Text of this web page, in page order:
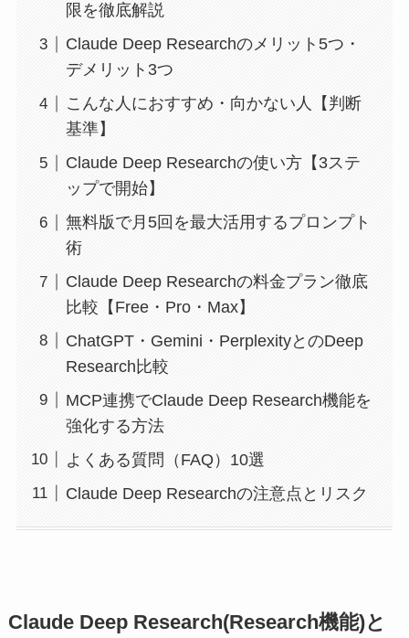
限を徹底解説
Claude Deep Researchのメリット5つ・
デメリット3つ
こんな人におすすめ・向かない人【判断
基準】
Claude Deep Researchの使い方【3ステ
ップで開始】
無料版で月5回を最大活用するプロンプト
術
Claude Deep Researchの料金プラン徹底
比較【Free・Pro・Max】
ChatGPT・Gemini・PerplexityとのDeep
Research比較
MCP連携でClaude Deep Research機能を
強化する方法
よくある質問（FAQ）10選
Claude Deep Researchの注意点とリスク
Claude Deep Research(Research機能)と